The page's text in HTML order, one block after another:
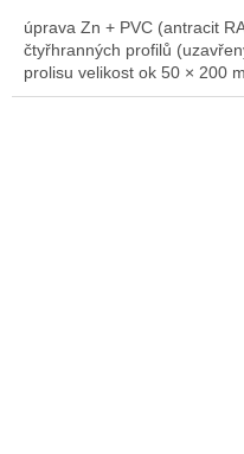
úprava Zn + PVC (antracit
čtyřhranných profilů
prolisu velikost ok 50 × 200